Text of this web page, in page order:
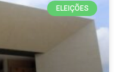
ELEIÇÕES